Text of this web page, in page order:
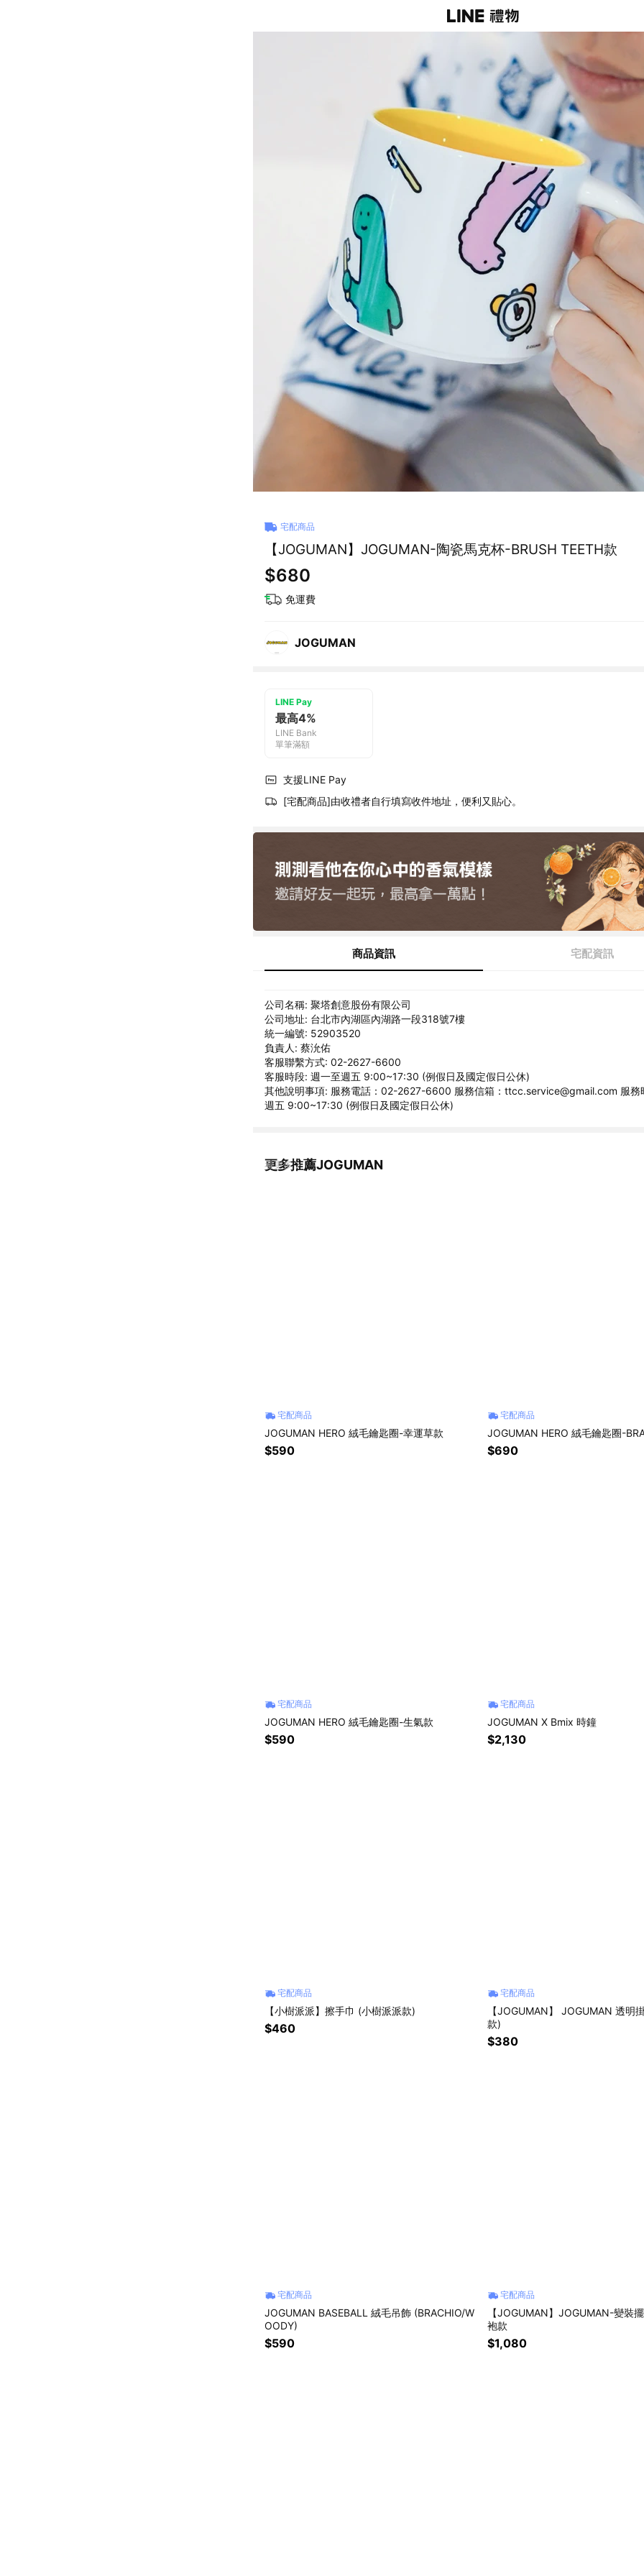
宅配商品
【JOGUMAN】JOGUMAN-陶瓷馬克杯-BRUSH TEETH款
$680
免運費
JOGUMAN
LINE Pay
最高4%
LINE Bank
單筆滿額
支援LINE Pay
[宅配商品]由收禮者自行填寫收件地址，便利又貼心。
商品資訊 宅配資訊
公司名稱: 聚塔創意股份有限公司
公司地址: 台北市內湖區內湖路一段318號7樓
統一編號: 52903520
負責人: 蔡沇佑
客服聯繫方式: 02-2627-6600
客服時段: 週一至週五 9:00~17:30 (例假日及國定假日公休)
其他說明事項: 服務電話：02-2627-6600 服務信箱：ttcc.service@gmail.com 服務
週五 9:00~17:30 (例假日及國定假日公休)
更多推薦JOGUMAN
看更多
宅配商品
JOGUMAN HERO 絨毛鑰匙圈-幸運草款
$590
宅配商品
JOGUMAN HERO 絨毛鑰匙圈-
$690
宅配商品
JOGUMAN HERO 絨毛鑰匙圈-生氣款
$590
宅配商品
JOGUMAN X Bmix 時鐘
$2,130
宅配商品
【小樹派派】擦手巾 (小樹派派款)
$460
宅配商品
【JOGUMAN】 JOGUMAN 透明
款)
$380
宅配商品
JOGUMAN BASEBALL 絨毛吊飾 (BRACHIO/W
OODY)
$590
宅配商品
【JOGUMAN】JOGUMAN-變裝
袍款
$1,080